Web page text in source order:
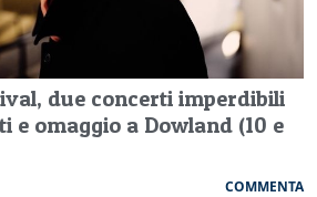
due concerti imperdibili
e omaggio a Dowland (10 e
COMMENTA